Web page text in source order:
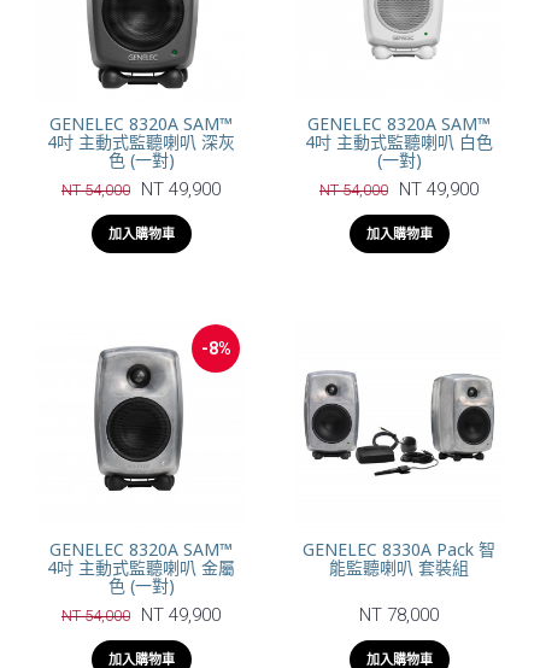
GENELEC 8320A SAM™
4吋 主動式監聽喇叭 深灰
色 (一對)
NT 54,000 NT 49,900
加入購物車
GENELEC 8320A SAM™
4吋 主動式監聽喇叭 白色
(一對)
NT 54,000 NT 49,900
加入購物車
-8%
GENELEC 8320A SAM™
4吋 主動式監聽喇叭 金屬
色 (一對)
NT 54,000 NT 49,900
加入購物車
GENELEC 8330A Pack 智
能監聽喇叭 套裝組
NT 78,000
加入購物車